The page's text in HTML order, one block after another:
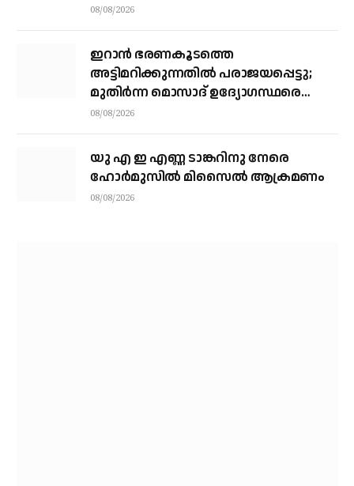
08/08/2026
ഇറാന്‍ ഭരണകൂടത്തെ
അട്ടിമറിക്കുന്നതില്‍ പരാജയപ്പെട്ടു;
മുതിര്‍ന്ന മൊസാദ് ഉദ്യോഗസ്ഥരെ
പിരിച്ചുവിട്ടു
08/08/2026
യു എ ഇ എണ്ണ ടാങ്കറിനു നേരെ
ഹോര്‍മുസില്‍ മിസൈല്‍ ആക്രമണം
08/08/2026